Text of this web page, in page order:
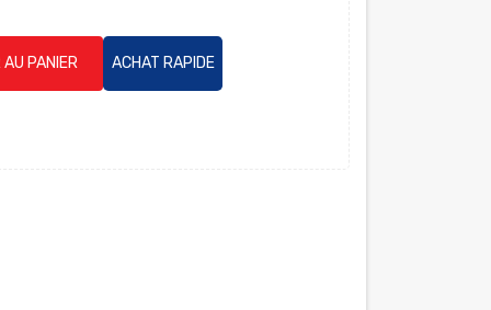
PANIER ACHAT RAPIDE